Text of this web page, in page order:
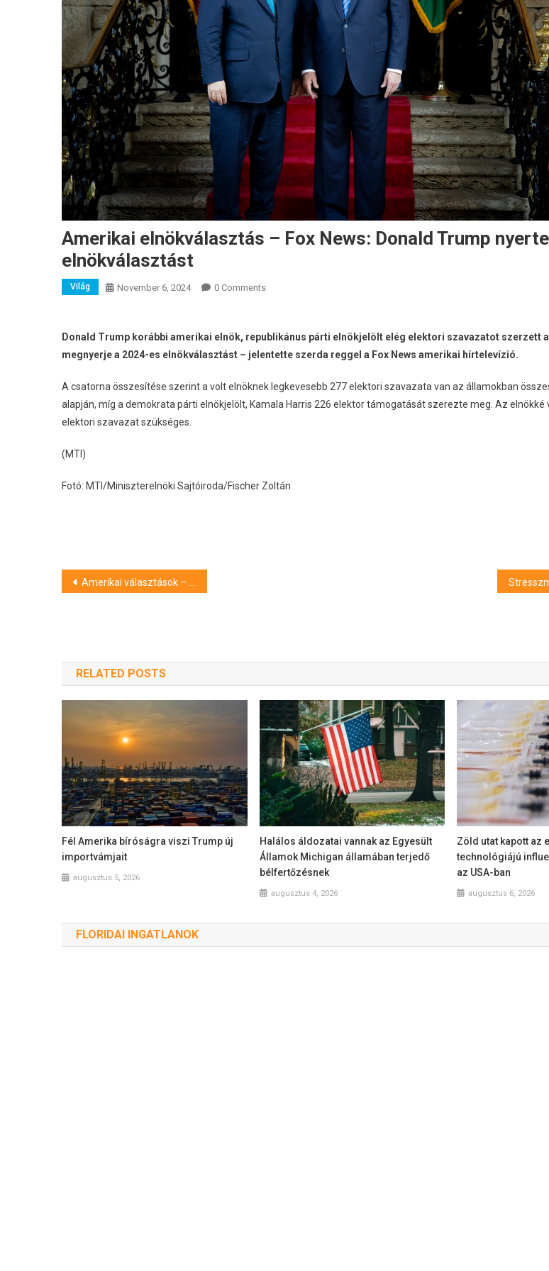
Amerikai elnökválasztás – Fox News: Donald Trump
elnökválasztást
Világ November 6, 2024 0 Comments
Donald Trump korábbi amerikai elnök, republikánus párti elnökjelölt elég elektori szavazatot szerzett
megnyerje a 2024-es elnökválasztást – jelentette szerda reggel a Fox News amerikai hírtelevízió.
A csatorna összesítése szerint a volt elnöknek legkevesebb 277 elektori szavazata van az államokban
alapján, míg a demokrata párti elnökjelölt, Kamala Harris 226 elektor támogatását szerezte meg. Az elnökké
elektori szavazat szükséges.
(MTI)
Fotó: MTI/Miniszterelnöki Sajtóiroda/Fischer Zoltán
Bejegyzés
Amerikai választások – Republikánus lesz a szenátusi többség a jövőben
RELATED POSTS
Fél Amerika bíróságra viszi Trump új
importvámjait
augusztus 5, 2026
Halálos áldozatai vannak az Egyesült
Államok Michigan államában terjedő
bélfertőzésnek
augusztus 4, 2026
Zöld utat kapott az
technológiájú
az USA-ban
augusztus 6, 2026
FLORIDAI INGATLANOK